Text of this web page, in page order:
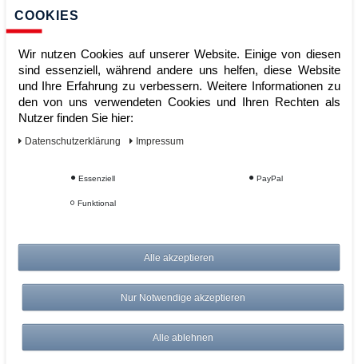
Schrankwagen
Hersteller: Cordes
UVP 1.184,56 €1.139,00 €
COOKIES
Wir nutzen Cookies auf unserer Website. Einige von diesen
sind essenziell, während andere uns helfen, diese Website
und Ihre Erfahrung zu verbessern. Weitere Informationen zu
den von uns verwendeten Cookies und Ihren Rechten als
Nutzer finden Sie hier:
Daten­schutz­erklärung Impressum
Essenziell PayPal
Funktional
Alle akzeptieren
Nur Notwendige akzeptieren
Alle ablehnen